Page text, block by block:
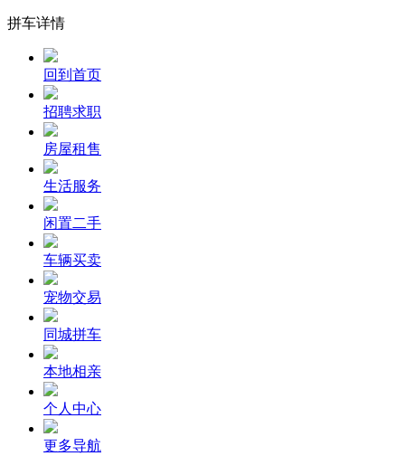
拼车详情
回到首页
招聘求职
房屋租售
生活服务
闲置二手
车辆买卖
宠物交易
同城拼车
本地相亲
个人中心
更多导航